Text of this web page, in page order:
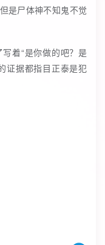
是尸体神不知鬼不觉
着“是你做的吧？是
证据都指目正泰是犯